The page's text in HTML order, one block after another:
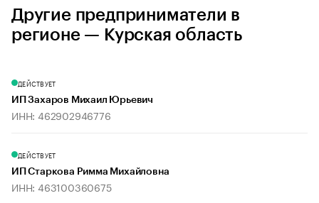
Другие предприниматели в
регионе — Курская область
ДЕЙСТВУЕТ
ИП Захаров Михаил Юрьевич
ИНН: 462902946776
ДЕЙСТВУЕТ
ИП Старкова Римма Михайловна
ИНН: 463100360675